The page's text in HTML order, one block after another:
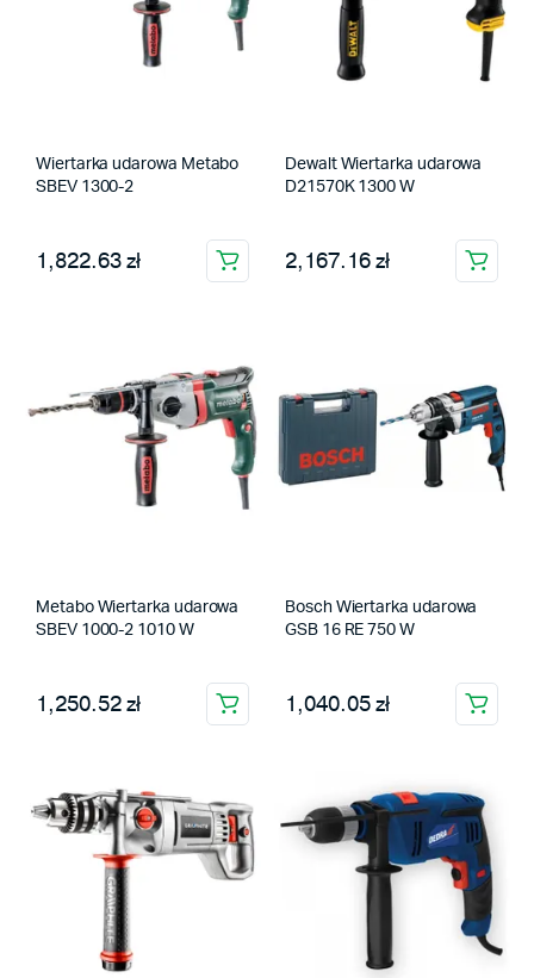
Wiertarka udarowa Metabo
SBEV 1300-2
1,822.63 zł
Dewalt Wiertarka udarowa
D21570K 1300 W
2,167.16 zł
Metabo Wiertarka udarowa
SBEV 1000-2 1010 W
1,250.52 zł
Bosch Wiertarka udarowa
GSB 16 RE 750 W
1,040.05 zł